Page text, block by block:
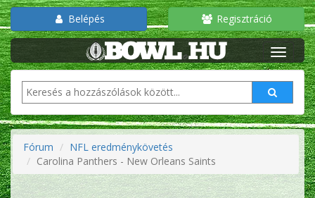
Belépés Regisztráció
Fórum
NFL eredménykövetés
Carolina Panthers - New Orleans Saints